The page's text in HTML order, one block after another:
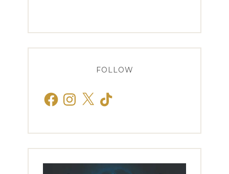
FOLLOW
FacebookInstagram
X TikTok